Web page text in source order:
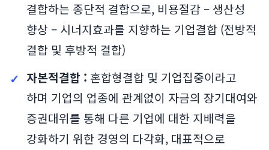
결합하는 종단적 결합으로, 비용절감 – 생산성
향상 – 시너지효과를 지향하는 기업결합 (전방적
결합 및 후방적 결합)
자본적결합 : 혼합형결합 및 기업집중이라고
하며 기업의 업종에 관계없이 자금의 장기대여와
증권대위를 통해 다른 기업에 대한 지배력을
강화하기 위한 경영의 다각화, 대표적으로